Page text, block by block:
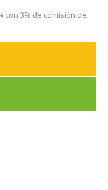
con 3% de comisión de